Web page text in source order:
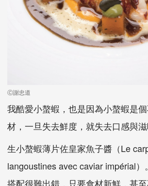
Ⓒ謝忠道
我酷愛小螯蝦，也是因為小螯蝦是
材，一旦失去鮮度，就失去口感與滋
生小螯蝦薄片佐皇家魚子醬（Le
langoustines avec caviar impérial）
搭配很難出錯，只要食材新鮮，甚